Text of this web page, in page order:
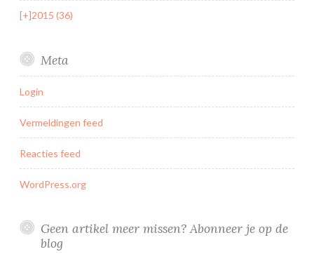
[+]2015 (36)
Meta
Login
Vermeldingen feed
Reacties feed
WordPress.org
Geen artikel meer missen? Abonneer je op de
blog